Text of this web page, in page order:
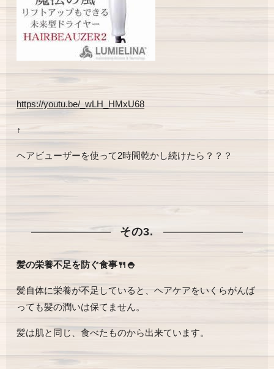
https://youtu.be/_wLH_HMxU68
↑
ヘアビューザーを使って2時間乾かし続けたら？？？
その3.
髪の栄養不足を防ぐ食事🍴🍚
髪自体に栄養が不足していると、ヘアケアをいくらがんば
っても髪の潤いは保てません。
髪は肌と同じ、食べたものから出来ています。